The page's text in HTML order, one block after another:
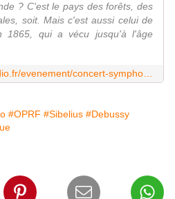
? C'est le pays des forêts, des
soit. Mais c'est aussi celui de
1865, qui a vécu jusqu'à l'âge
#OPRF #Sibelius #Debussy